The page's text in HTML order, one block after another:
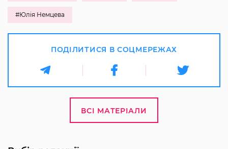
#Юлія Немцева
ПОДІЛИТИСЯ В СОЦМЕРЕЖАХ
ВСІ МАТЕРІАЛИ